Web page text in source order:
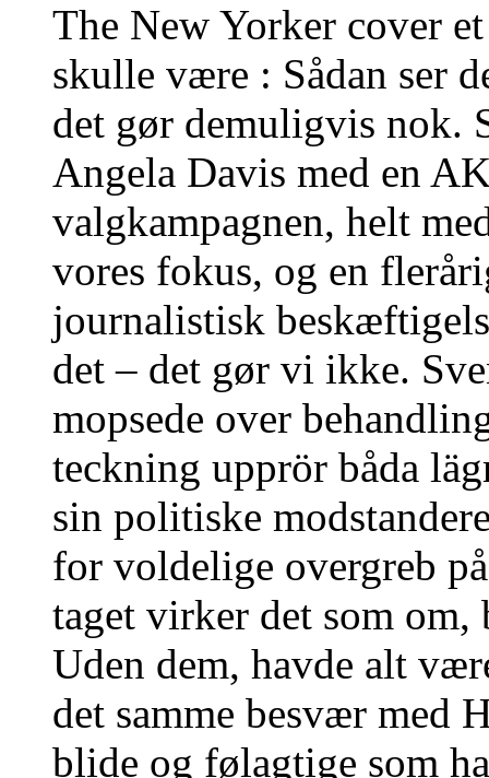
The New Yorker cover
skulle være : Sådan ser
det gør demuligvis nok.
Angela Davis med en
valgkampagnen, helt
vores fokus, og en
journalistisk
det – det gør vi ikke.
mopsede over
teckning upprör båda
sin politiske
for voldelige overgreb
taget virker det som
Uden dem, havde alt
det samme besvær med
blide og følagtige som